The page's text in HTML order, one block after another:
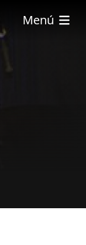
Menú